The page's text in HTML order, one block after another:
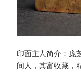
印面主人简介：庞
间人，其富收藏，